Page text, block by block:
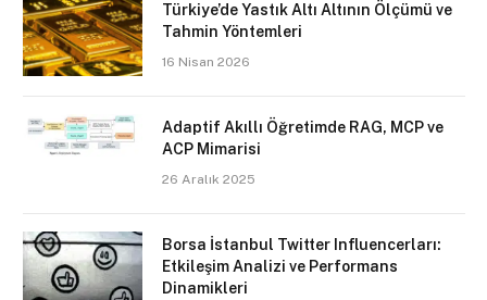
Türkiye’de Yastık Altı Altının Ölçümü ve
Tahmin Yöntemleri
16 Nisan 2026
Adaptif Akıllı Öğretimde RAG, MCP ve
ACP Mimarisi
26 Aralık 2025
Borsa İstanbul Twitter Influencerları:
Etkileşim Analizi ve Performans
Dinamikleri